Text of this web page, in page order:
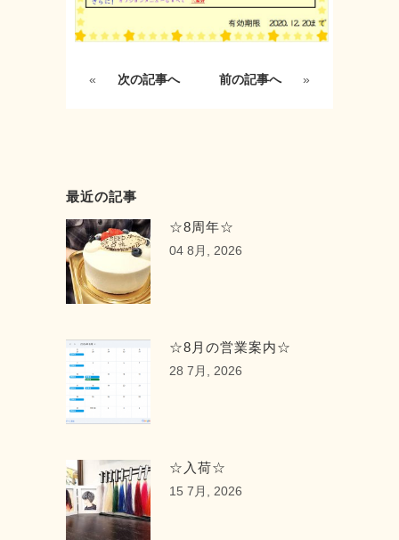
« 次の記事へ 前の記事へ »
最近の記事
☆8周年☆
04 8月, 2026
☆8月の営業案内☆
28 7月, 2026
☆入荷☆
15 7月, 2026